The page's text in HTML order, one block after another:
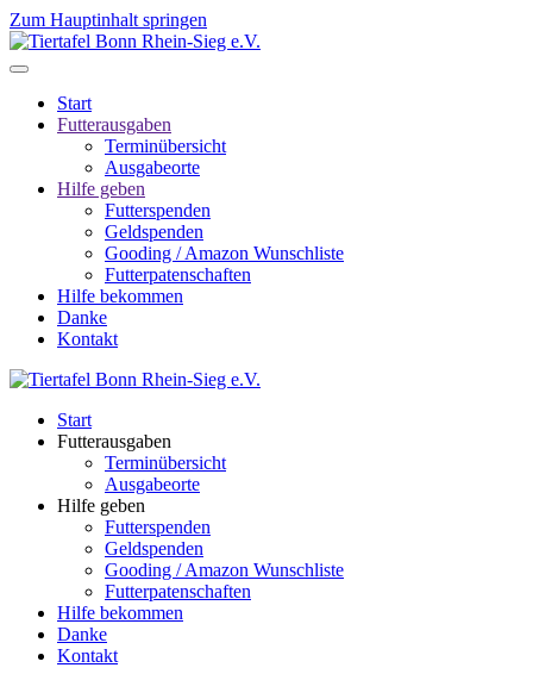
Zum Hauptinhalt springen
Start
Futterausgaben
Terminübersicht
Ausgabeorte
Hilfe geben
Futterspenden
Geldspenden
Gooding / Amazon Wunschliste
Futterpatenschaften
Hilfe bekommen
Danke
Kontakt
Start
Futterausgaben
Terminübersicht
Ausgabeorte
Hilfe geben
Futterspenden
Geldspenden
Gooding / Amazon Wunschliste
Futterpatenschaften
Hilfe bekommen
Danke
Kontakt